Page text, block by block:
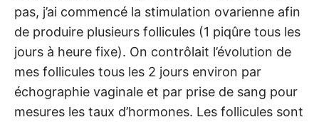
pas, j’ai commencé la stimulation ovarienne afin
de produire plusieurs follicules (1 piqûre tous les
jours à heure fixe). On contrôlait l’évolution de
mes follicules tous les 2 jours environ par
échographie vaginale et par prise de sang pour
mesures les taux d’hormones. Les follicules sont